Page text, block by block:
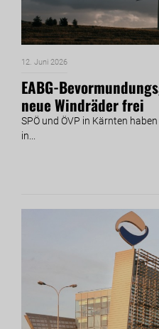
12. Juni 2026
EABG-
neue Windräder frei
SPÖ und ÖVP in Kärnten
in...